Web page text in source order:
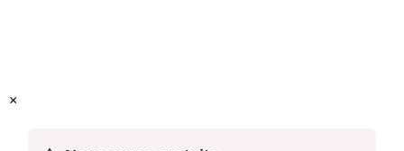
geograficamente as rotas de povoamento no território
×